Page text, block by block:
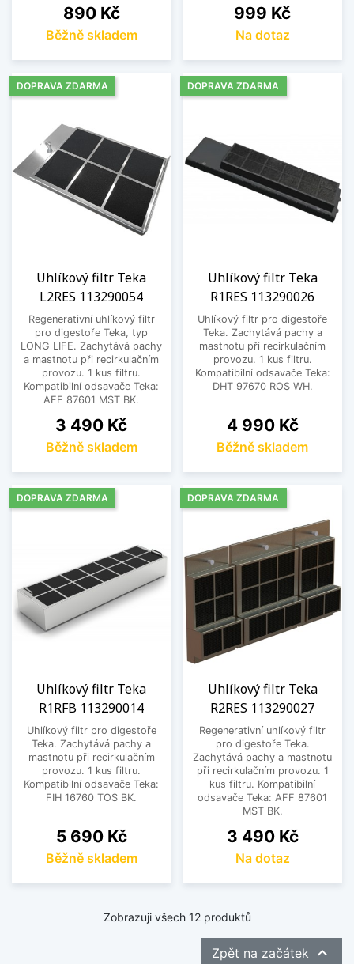
Cena
890 Kč
Běžně skladem
Cena
999 Kč
Na dotaz
Uhlíkový filtr Teka
L2RES 113290054
Regenerativní uhlíkový filtr
pro digestoře Teka, typ
LONG LIFE. Zachytává pachy
a mastnotu při recirkulačním
provozu. 1 kus filtru.
Kompatibilní odsavače Teka:
AFF 87601 MST BK.
Cena
3 490 Kč
Běžně skladem
DOPRAVA ZDARMA
Uhlíkový filtr Teka
R1RES 113290026
Uhlíkový filtr pro digestoře
Teka. Zachytává pachy a
mastnotu při recirkulačním
provozu. 1 kus filtru.
Kompatibilní odsavače Teka:
DHT 97670 ROS WH.
Cena
4 990 Kč
Běžně skladem
DOPRAVA ZDARMA
Uhlíkový filtr Teka
R1RFB 113290014
Uhlíkový filtr pro digestoře
Teka. Zachytává pachy a
mastnotu při recirkulačním
provozu. 1 kus filtru.
Kompatibilní odsavače Teka:
FIH 16760 TOS BK.
Cena
5 690 Kč
Běžně skladem
DOPRAVA ZDARMA
Uhlíkový filtr Teka
R2RES 113290027
Regenerativní uhlíkový filtr
pro digestoře Teka.
Zachytává pachy a mastnotu
při recirkulačním provozu. 1
kus filtru. Kompatibilní
odsavače Teka: AFF 87601
MST BK.
Cena
3 490 Kč
Na dotaz
DOPRAVA ZDARMA
Zobrazuji všech 12 produktů
Zpět na začátek 